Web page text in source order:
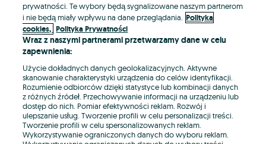
Kontynuuj przez konto Google
LUB
E-mail
prywatności. Te wybory będą sygnalizowane naszym partnerom
i nie będą miały wpływu na dane przeglądania. Polityka
cookies, Polityka Prywatności
Wraz z naszymi partnerami przetwarzamy dane w celu
zapewnienia:
Użycie dokładnych danych geolokalizacyjnych. Aktywne
skanowanie charakterystyki urządzenia do celów identyfikacji.
Rozumienie odbiorców dzięki statystyce lub kombinacji danych
z różnych źródeł. Przechowywanie informacji na urządzeniu lub
dostęp do nich. Pomiar efektywności reklam. Rozwój i
ulepszanie usług. Tworzenie profili w celu personalizacji treści.
Tworzenie profili w celu spersonalizowanych reklam.
Wykorzystywanie ograniczonych danych do wyboru reklam.